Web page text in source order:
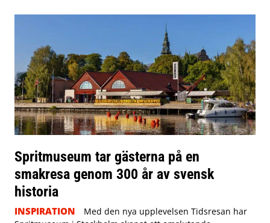
Spritmuseum tar gästerna på en
smakresa genom 300 år av svensk
historia
INSPIRATION
Med den nya upplevelsen Tidsresan har